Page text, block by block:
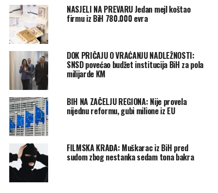
NASJELI NA PREVARU Jedan mejl koštao
firmu iz BiH 780.000 evra
DOK PRIČAJU O VRAĆANJU NADLEŽNOSTI:
SNSD povećao budžet institucija BiH za pola
milijarde KM
BIH NA ZAČELJU REGIONA: Nije provela
nijednu reformu, gubi milione iz EU
FILMSKA KRAĐA: Muškarac iz BiH pred
sudom zbog nestanka sedam tona bakra